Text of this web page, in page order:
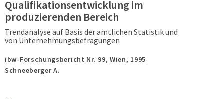
Qualifikationsentwicklung im
produzierenden Bereich
Trendanalyse auf Basis der amtlichen Statistik und
von Unternehmungsbefragungen
ibw-Forschungsbericht Nr. 99, Wien, 1995
Schneeberger A.